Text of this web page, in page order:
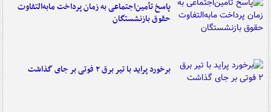
پاسخ تأمین‌اجتماعی به زمان پرداخت مابه‌التفاوت
حقوق بازنشستگان
برخورد پراید با تیر برق ۲ فوتی بر جای گذاشت